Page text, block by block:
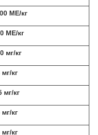
МЕ/кг
МЕ/кг
мг/кг
мг/кг
мг/кг
мг/кг
мг/кг